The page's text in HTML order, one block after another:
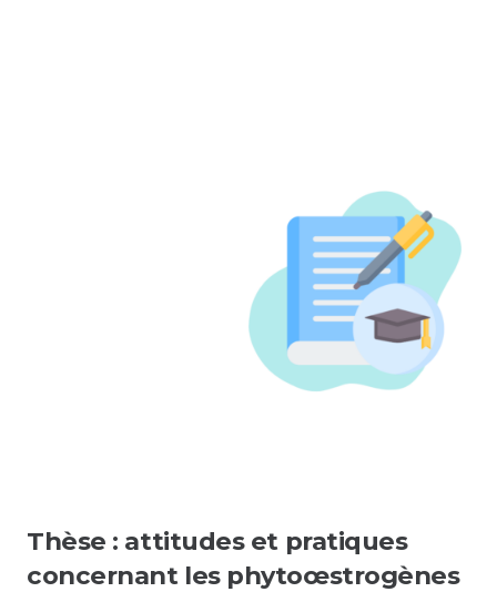
Thèse : attitudes et pratiques
concernant les phytoœstrogènes